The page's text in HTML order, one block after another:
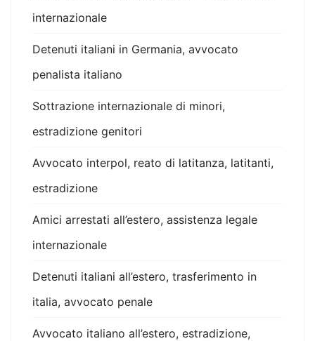
internazionale
Detenuti italiani in Germania, avvocato
penalista italiano
Sottrazione internazionale di minori,
estradizione genitori
Avvocato interpol, reato di latitanza, latitanti,
estradizione
Amici arrestati all’estero, assistenza legale
internazionale
Detenuti italiani all’estero, trasferimento in
italia, avvocato penale
Avvocato italiano all’estero, estradizione,